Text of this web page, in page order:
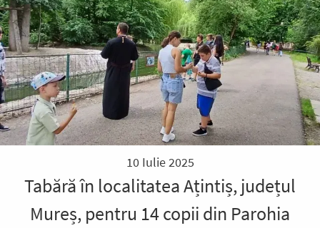
10 Iulie 2025
Tabără în localitatea Ațintiș, județul
Mureș, pentru 14 copii din Parohia